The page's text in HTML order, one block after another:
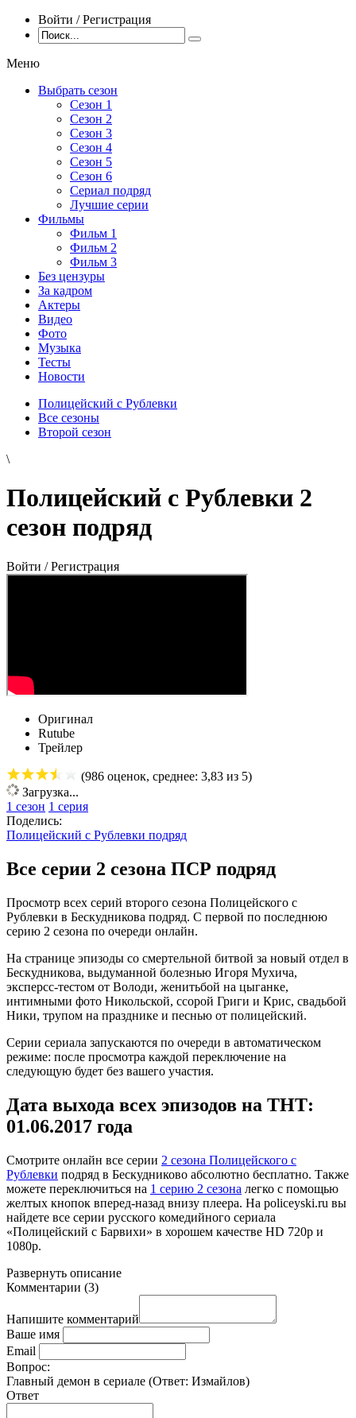
Войти / Регистрация
Меню
Выбрать сезон
Сезон 1
Сезон 2
Сезон 3
Сезон 4
Сезон 5
Сезон 6
Сериал подряд
Лучшие серии
Фильмы
Фильм 1
Фильм 2
Фильм 3
Без цензуры
За кадром
Актеры
Видео
Фото
Музыка
Тесты
Новости
Полицейский с Рублевки
Все сезоны
Второй сезон
\
Полицейский с Рублевки 2
сезон подряд
Войти / Регистрация
Оригинал
Rutube
Трейлер
(986 оценок, среднее: 3,83 из 5)
Загрузка...
1 сезон 1 серия
Поделись:
Полицейский с Рублевки подряд
Все серии 2 сезона ПСР подряд
Просмотр всех серий второго сезона Полицейского с
Рублевки в Бескудникова подряд. С первой по последнюю
серию 2 сезона по очереди онлайн.
На странице эпизоды со смертельной битвой за новый отдел в
Бескудникова, выдуманной болезнью Игоря Мухича,
эксперсс-тестом от Володи, женитьбой на цыганке,
интимными фото Никольской, ссорой Григи и Крис, свадьбой
Ники, трупом на празднике и песнью от полицейский.
Серии сериала запускаются по очереди в автоматическом
режиме: после просмотра каждой переключение на
следующую будет без вашего участия.
Дата выхода всех эпизодов на ТНТ:
01.06.2017 года
Смотрите онлайн все серии 2 сезона Полицейского с
Рублевки подряд в Бескудниково абсолютно бесплатно. Также
можете переключиться на 1 серию 2 сезона легко с помощью
желтых кнопок вперед-назад внизу плеера. На policeyski.ru вы
найдете все серии русского комедийного сериала
«Полицейский с Барвихи» в хорошем качестве HD 720p и
1080p.
Развернуть описание
Комментарии (3)
Напишите комментарий
Ваше имя
Email
Вопрос:
Главный демон в сериале (Ответ: Измайлов)
Ответ